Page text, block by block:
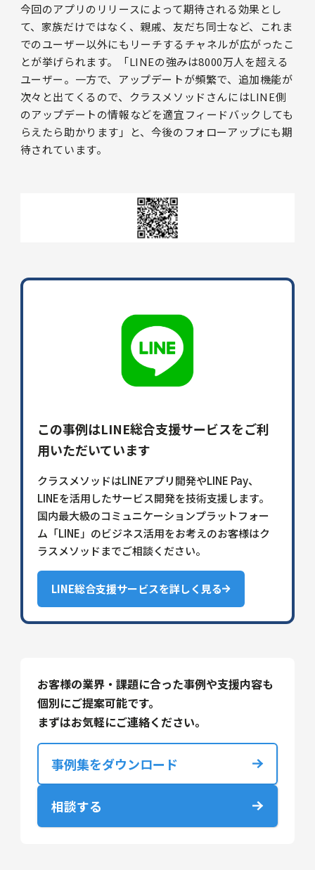
今回のアプリのリリースによって期待される効果とし
て、家族だけではなく、親戚、友だち同士など、これま
でのユーザー以外にもリーチするチャネルが広がったこ
とが挙げられます。「LINEの強みは8000万人を超える
ユーザー。一方で、アップデートが頻繁で、追加機能が
次々と出てくるので、クラスメソッドさんにはLINE側
のアップデートの情報などを適宜フィードバックしても
らえたら助かります」と、今後のフォローアップにも期
待されています。
この事例はLINE総合支援サービスをご利
用いただいています
クラスメソッドはLINEアプリ開発やLINE Pay、
LINEを活用したサービス開発を技術支援します。
国内最大級のコミュニケーションプラットフォー
ム「LINE」のビジネス活用をお考えのお客様はク
ラスメソッドまでご相談ください。
LINE総合支援サービスを詳しく見る
お客様の業界・課題に合った事例や支援内容も
個別にご提案可能です。
まずはお気軽にご連絡ください。
事例集をダウンロード
相談する